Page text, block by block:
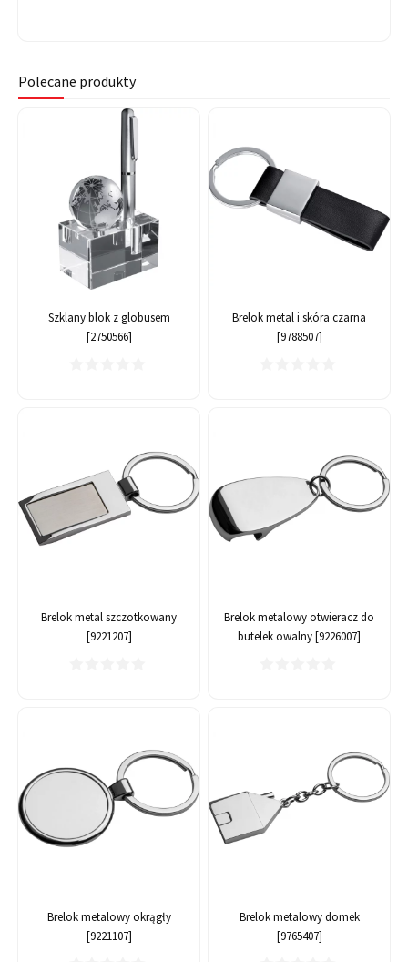
Polecane produkty
Szklany blok z globusem
[2750566]
Brelok metal i skóra czarna
[9788507]
Brelok metal szczotkowany
[9221207]
Brelok metalowy otwieracz do
butelek owalny [9226007]
Brelok metalowy okrągły
[9221107]
Brelok metalowy domek
[9765407]